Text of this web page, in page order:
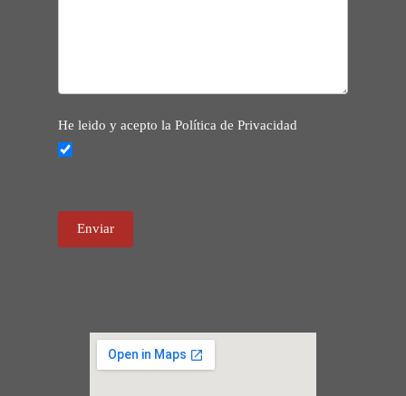
He leido y acepto la Política de Privacidad
Enviar